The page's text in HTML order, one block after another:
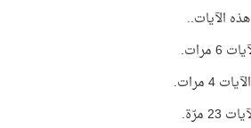
الآيات..
مرات.
مرّة.